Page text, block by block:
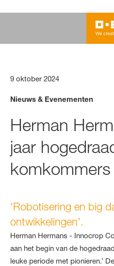
9 oktober 2024
Nieuws & Evenementen
Herman
jaar
komkommers
'Robotisering en big
ontwikkelingen'.
Herman Hermans - Innocrop
aan het begin van de
leuke periode met pionieren.’